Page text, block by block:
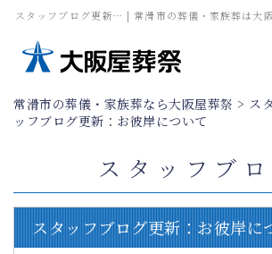
スタッフブログ更新… | 常滑市の葬儀・家族葬は大
常滑市の葬儀・家族葬なら大阪屋葬祭 > ス
ッフブログ更新：お彼岸について
スタッフブ
スタッフブログ更新：お彼岸に